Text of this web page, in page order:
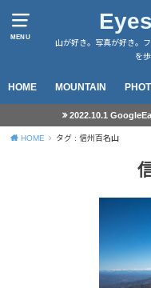
MENU
山が好き。写真が好き。
を
HOME MOUNTAIN
2022.10.1
HOME タグ : 信州百名山